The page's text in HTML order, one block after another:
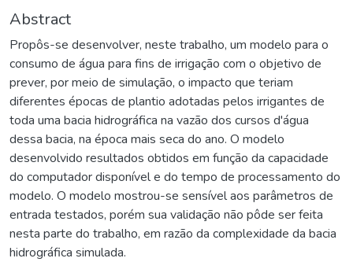
Abstract
Propôs-se desenvolver, neste trabalho, um modelo para o
consumo de água para fins de irrigação com o objetivo de
prever, por meio de simulação, o impacto que teriam
diferentes épocas de plantio adotadas pelos irrigantes de
toda uma bacia hidrográfica na vazão dos cursos d'água
dessa bacia, na época mais seca do ano. O modelo
desenvolvido resultados obtidos em função da capacidade
do computador disponível e do tempo de processamento do
modelo. O modelo mostrou-se sensível aos parâmetros de
entrada testados, porém sua validação não pôde ser feita
nesta parte do trabalho, em razão da complexidade da bacia
hidrográfica simulada.